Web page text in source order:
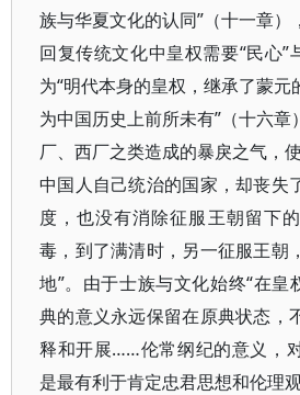
族与华夏文化的认同”（十一章）
回复传统文化中皇权需要“民心”
为“明代本身的皇权，继承了蒙元
为中国历史上前所未有”（十六
厂、西厂之类造成的暴戾之气，
中国人自己统治的国家，却丧失
度，也没有消除征服王朝留下
毒，到了满清时，另一征服王朝
地”。由于士族与文化始终“在皇
典的意义永远保留在原典状态，
释和开展……伦常纲纪的意义，
是最有利于肯定忠君思想和伦理